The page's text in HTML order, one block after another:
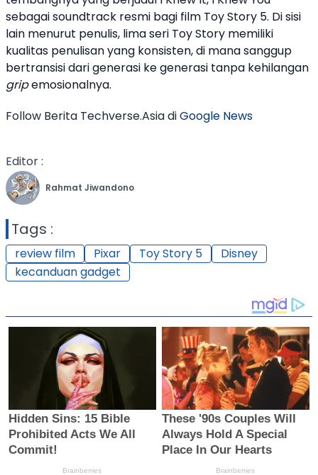
sebagai soundtrack resmi bagi film Toy Story 5. Di sisi
lain menurut penulis, lima seri Toy Story memiliki
kualitas penulisan yang konsisten, di mana sanggup
bertransisi dari generasi ke generasi tanpa kehilangan
gripemosionalnya.
Follow Berita Techverse.Asia diGoogle News
Editor :
Rahmat Jiwandono
Tags :
review film Pixar Toy Story 5
Disney
kecanduan gadget